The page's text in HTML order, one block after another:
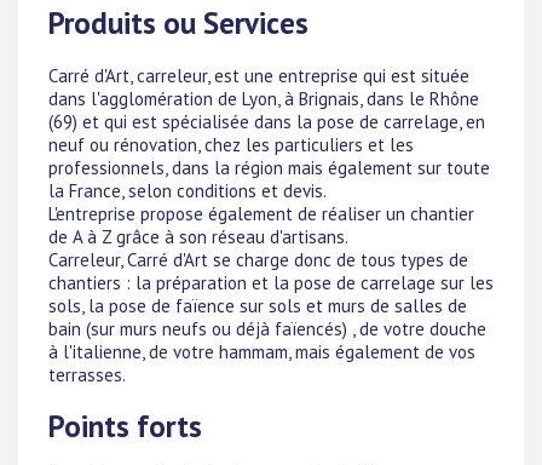
Produits ou Services
Carré d'Art, carreleur, est une entreprise qui est située
dans l'agglomération de Lyon, à Brignais, dans le Rhône
(69) et qui est spécialisée dans la pose de carrelage, en
neuf ou rénovation, chez les particuliers et les
professionnels, dans la région mais également sur toute
la France, selon conditions et devis.
L'entreprise propose également de réaliser un chantier
de A à Z grâce à son réseau d'artisans.
Carreleur, Carré d'Art se charge donc de tous types de
chantiers : la préparation et la pose de carrelage sur les
sols, la pose de faïence sur sols et murs de salles de
bain (sur murs neufs ou déjà faïencés) , de votre douche
à l'italienne, de votre hammam, mais également de vos
terrasses.
Points forts